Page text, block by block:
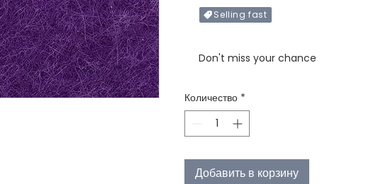
Selling fast
Don't miss your chance
Количество *
Добавить в корзину